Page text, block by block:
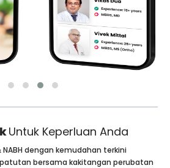
Untuk Keperluan Anda
dengan kemudahan terkini
bersama kakitangan perubatan